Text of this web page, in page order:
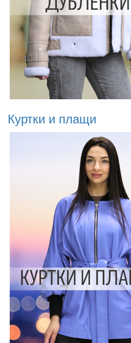
Куртки и плащи